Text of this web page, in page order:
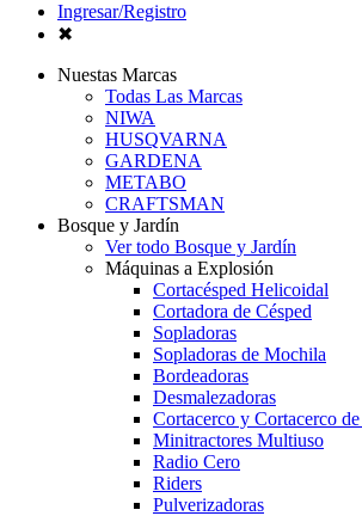
Ingresar/Registro
✖
Nuestas Marcas
Todas Las Marcas
NIWA
HUSQVARNA
GARDENA
METABO
CRAFTSMAN
Bosque y Jardín
Ver todo Bosque y Jardín
Máquinas a Explosión
Cortacésped Helicoidal
Cortadora de Césped
Sopladoras
Sopladoras de Mochila
Bordeadoras
Desmalezadoras
Cortacerco y Cortacerco
Minitractores Multiuso
Radio Cero
Riders
Pulverizadoras